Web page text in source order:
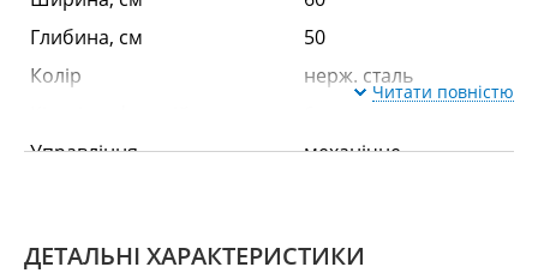
Глибина, см
50
Колір
нерж. сталь
Управління
механічне
Читати повністю
ДЕТАЛЬНІ ХАРАКТЕРИСТИКИ